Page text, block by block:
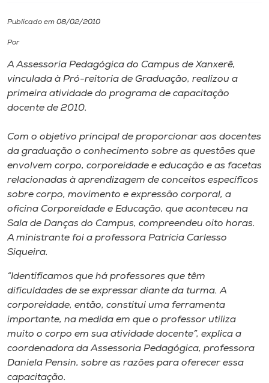
Cultura
CPA
Biblioteca
Editora
Rádio
Museu
Unoesc
Store
Selecione
o idioma
A+
Publicado em 08/02/2010
Por
A Assessoria Pedagógica do Campus de Xanxerê,
vinculada à Pró-reitoria de Graduação, realizou a
primeira atividade do programa de capacitação
docente de 2010.
Com o objetivo principal de proporcionar aos docentes
da graduação o conhecimento sobre as questões que
envolvem corpo, corporeidade e educação e as facetas
relacionadas à aprendizagem de conceitos específicos
sobre corpo, movimento e expressão corporal, a
oficina Corporeidade e Educação, que aconteceu na
Sala de Danças do Campus, compreendeu oito horas.
A ministrante foi a professora Patrícia Carlesso
Siqueira.
“Identificamos que há professores que têm
dificuldades de se expressar diante da turma. A
corporeidade, então, constitui uma ferramenta
importante, na medida em que o professor utiliza
muito o corpo em sua atividade docente”, explica a
coordenadora da Assessoria Pedagógica, professora
Daniela Pensin, sobre as razões para oferecer essa
capacitação.